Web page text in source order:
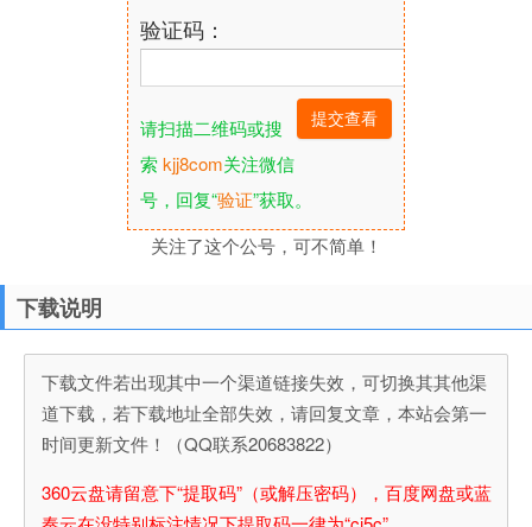
验证码：
请扫描二维码或搜
索kjj8com关注微信
号，回复“验证”获取。
关注了这个公号，可不简单！
下载说明
下载文件若出现其中一个渠道链接失效，可切换其其他渠
道下载，若下载地址全部失效，请回复文章，本站会第一
时间更新文件！（QQ联系20683822）
360云盘请留意下“提取码”（或解压密码），百度网盘或蓝